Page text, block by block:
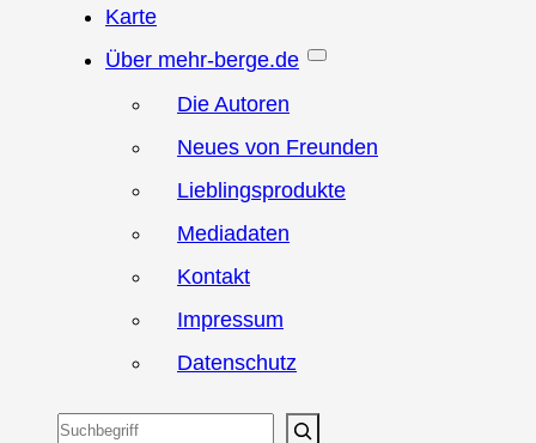
Karte
Über mehr-berge.de
Die Autoren
Neues von Freunden
Lieblingsprodukte
Mediadaten
Kontakt
Impressum
Datenschutz
Suchen